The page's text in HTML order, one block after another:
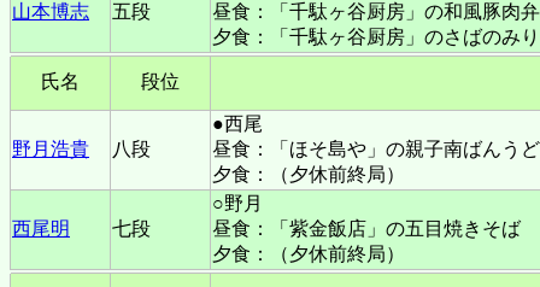
山本博志 五段
昼食：「千駄ヶ谷厨房」の和風豚肉
夕食：「千駄ヶ谷厨房」のさばのみ
氏名 段位
野月浩貴 八段
●西尾
昼食：「ほそ島や」の親子南ばんう
夕食：（夕休前終局）
西尾明 七段
○野月
昼食：「紫金飯店」の五目焼きそば
夕食：（夕休前終局）